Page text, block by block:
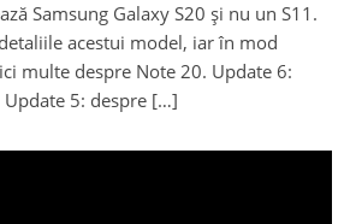
Samsung Galaxy S20 și nu un S11.
acestui model, iar în mod
multe despre Note 20. Update 6:
5: despre […]